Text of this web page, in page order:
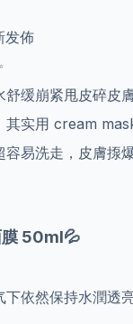
发佈
缓崩紧甩皮碎皮
实用 cream
易洗走，皮膚揼
50ml💦
依然保持水潤透